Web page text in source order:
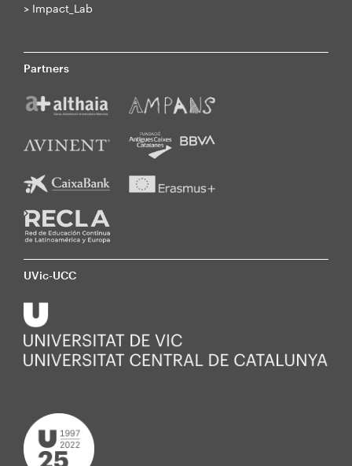
> Impact_Lab
Partners
UVic-UCC